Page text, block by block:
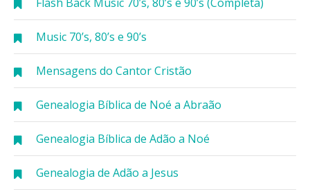
Music 70’s, 80’s e 90’s
Mensagens do Cantor Cristão
Genealogia Bíblica de Noé a Abraão
Genealogia Bíblica de Adão a Noé
Genealogia de Adão a Jesus